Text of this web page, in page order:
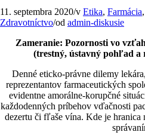
11. septembra 2020/v Etika, Farmácia,
Zdravotníctvo/od admin-diskusie
Zameranie: Pozornosti vo
(trestný, ústavný pohľad a
Denné eticko-právne dilemy
reprezentantov farmaceutických
evidentne amorálne-korupčné
každodenných príbehov vďačnosti
dezertu či fľaše vína. Kde je